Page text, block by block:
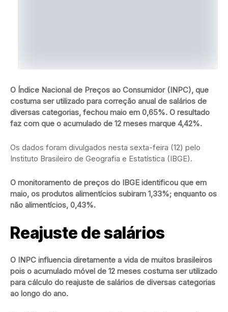
O Índice Nacional de Preços ao Consumidor (INPC), que
costuma ser utilizado para correção anual de salários de
diversas categorias, fechou maio em 0,65%. O resultado
faz com que o acumulado de 12 meses marque 4,42%.
Os dados foram divulgados nesta sexta-feira (12) pelo
Instituto Brasileiro de Geografia e Estatística (IBGE).
O monitoramento de preços do IBGE identificou que em
maio, os produtos alimentícios subiram 1,33%; enquanto os
não alimentícios, 0,43%.
Reajuste de salários
O INPC influencia diretamente a vida de muitos brasileiros
pois o acumulado móvel de 12 meses costuma ser utilizado
para cálculo do reajuste de salários de diversas categorias
ao longo do ano.